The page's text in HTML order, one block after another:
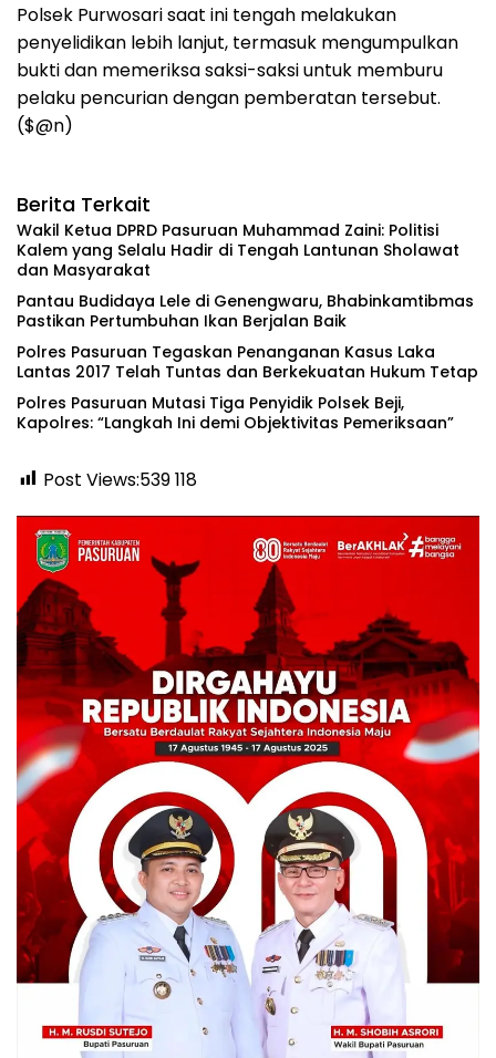
‎Polsek Purwosari saat ini tengah melakukan
penyelidikan lebih lanjut, termasuk mengumpulkan
bukti dan memeriksa saksi-saksi untuk memburu
pelaku pencurian dengan pemberatan tersebut.
($@n)
Berita Terkait
‎Wakil Ketua DPRD Pasuruan Muhammad Zaini: Politisi
Kalem yang Selalu Hadir di Tengah Lantunan Sholawat
dan Masyarakat ‎
Pantau Budidaya Lele di Genengwaru, Bhabinkamtibmas
Pastikan Pertumbuhan Ikan Berjalan Baik
Polres Pasuruan Tegaskan Penanganan Kasus Laka
Lantas 2017 Telah Tuntas dan Berkekuatan Hukum Tetap
‎Polres Pasuruan Mutasi Tiga Penyidik Polsek Beji,
Kapolres: “Langkah Ini demi Objektivitas Pemeriksaan”
Post Views:539118